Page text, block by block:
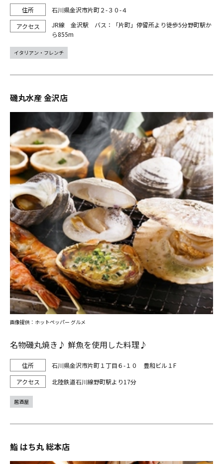
石川県金沢市片町２-３０-４
JR線 金沢駅 バス：「片町」停留所より徒歩5分野町駅か
ら855m
イタリアン・フレンチ
磯丸水産 金沢店
名物磯丸焼き♪ 鮮魚を使用した料理♪
石川県金沢市片町１丁目６-１０ 豊和ビル１F
北陸鉄道石川線野町駅より17分
画像提供：ホットペッパー グルメ
居酒屋
鮨 はち丸 総本店